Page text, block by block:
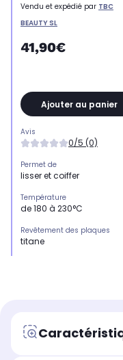
Vendu et expédié par TBC
BEAUTY SL
41,90€
Ajouter au panier
Avis
0/5 (0)
Permet de
lisser et coiffer
Température
de 180 à 230°C
Revêtement des plaques
titane
Utilisation sur cheveux
Non